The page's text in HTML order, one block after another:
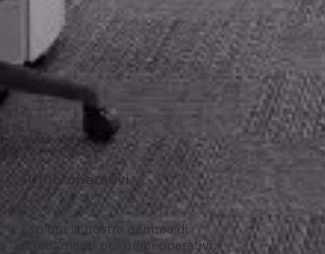
Uffici operativi
Esplora la nostra gamma di
arredamenti per uffici operativi,